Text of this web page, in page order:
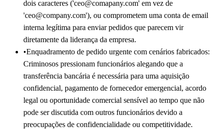
dois caracteres ('ceo@comapany.com' em vez de
'ceo@company.com'), ou comprometem uma conta de email
interna legítima para enviar pedidos que parecem vir
diretamente da liderança da empresa.
•Enquadramento de pedido urgente com cenários fabricados:
Criminosos pressionam funcionários alegando que a
transferência bancária é necessária para uma aquisição
confidencial, pagamento de fornecedor emergencial, acordo
legal ou oportunidade comercial sensível ao tempo que não
pode ser discutida com outros funcionários devido a
preocupações de confidencialidade ou competitividade.